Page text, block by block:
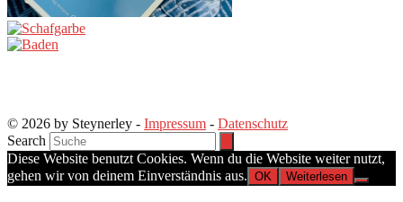
© 2026 by Steynerley - Impressum - Datenschutz
Search
Diese Website benutzt Cookies. Wenn du die Website weiter nutzt,
gehen wir von deinem Einverständnis aus. OK Weiterlesen